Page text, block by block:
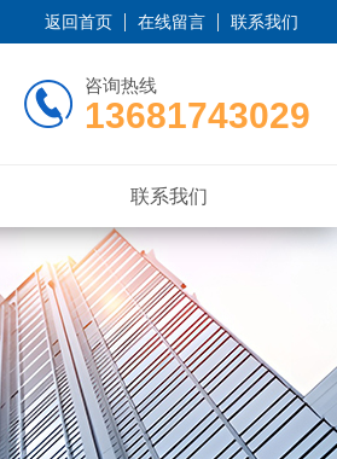
返回首页 在线留言 联系我们
咨询热线
13681743029
联系我们